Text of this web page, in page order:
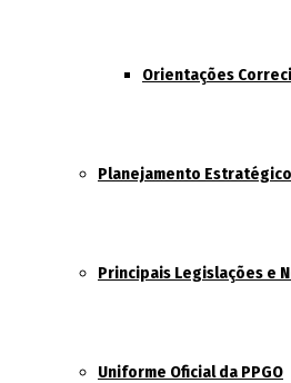
Orientações
Planejamento Estratégico
Principais Legislações e
Uniforme Oficial da PPGO